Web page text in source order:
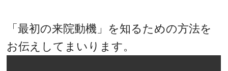
「最初の来院動機」を知るための方法を
お伝えしてまいります。